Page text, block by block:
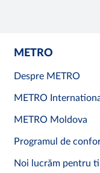
METRO
Despre METRO
METRO
METRO Moldova
Programul de
Noi lucrăm pentru